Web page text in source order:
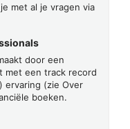
met al je vragen via
door een
met een track record
ervaring (zie Over
boeken.